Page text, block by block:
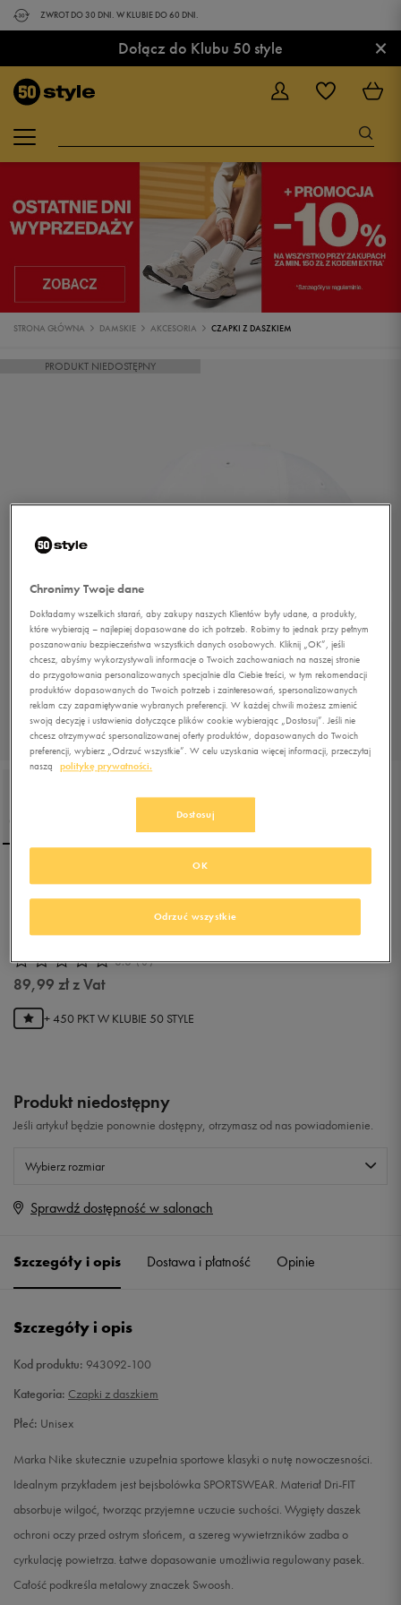
ZWROT DO 30 DNI. W KLUBIE DO 60 DNI.
Dołącz do Klubu 50 style ×
STRONA GŁÓWNA DAMSKIE AKCESORIA CZAPKI Z DASZKIEM
PRODUKT NIEDOSTĘPNY
NIKE CZAPKA UNISEX
SPORTSWEAR HERITAGE86
0.0(0)
89,99 złz Vat
+ 450 PKT W KLUBIE 50 STYLE
Produkt niedostępny
Jeśli artykuł będzie ponownie dostępny, otrzymasz od nas powiadomienie.
Wybierz rozmiar
Rozmiary EU
ONE SIZE
Sprawdź dostępność w salonach
Szczegóły i opis Dostawa i płatność Opinie
Szczegóły i opis
Kod produktu: 943092-100
Kategoria: Czapki z daszkiem
Płeć: Unisex
Marka Nike skutecznie uzupełnia sportowe klasyki o nutę nowoczesności.
Idealnym przykładem jest bejsbolówka SPORTSWEAR. Materiał Dri-FIT
absorbuje wilgoć, tworząc przyjemne uczucie suchości. Wygięty daszek
ochroni oczy przed ostrym słońcem, a szereg wywietrzników zadba o
cyrkulację powietrza. Łatwe dopasowanie umożliwia regulowany pasek.
Całość podkreśla metalowy znaczek Swoosh.
Chronimy Twoje dane
Dokładamy wszelkich starań, aby zakupy naszych Klientów były udane, a produkty,
które wybierają – najlepiej dopasowane do ich potrzeb. Robimy to jednak przy pełnym
poszanowaniu bezpieczeństwa wszystkich danych osobowych. Kliknij „OK”, jeśli
chcesz, abyśmy wykorzystywali informacje o Twoich zachowaniach na naszej stronie
do przygotowania personalizowanych specjalnie dla Ciebie treści, w tym rekomendacji
produktów dopasowanych do Twoich potrzeb i zainteresowań, spersonalizowanych
reklam czy zapamiętywanie wybranych preferencji. W każdej chwili możesz zmienić
swoją decyzję i ustawienia dotyczące plików cookie wybierając „Dostosuj”. Jeśli nie
chcesz otrzymywać spersonalizowanej oferty produktów, dopasowanych do Twoich
preferencji, wybierz „Odrzuć wszystkie”. W celu uzyskania więcej informacji, przeczytaj
naszą
politykę prywatności.
Dostosuj
Odrzuć wszystkie
OK